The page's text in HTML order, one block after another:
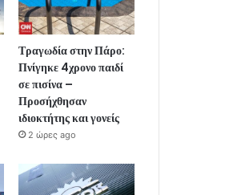
Τραγωδία στην Πάρο:
Πνίγηκε 4χρονο παιδί
σε πισίνα –
Προσήχθησαν
ιδιοκτήτης και γονείς
2 ώρες ago